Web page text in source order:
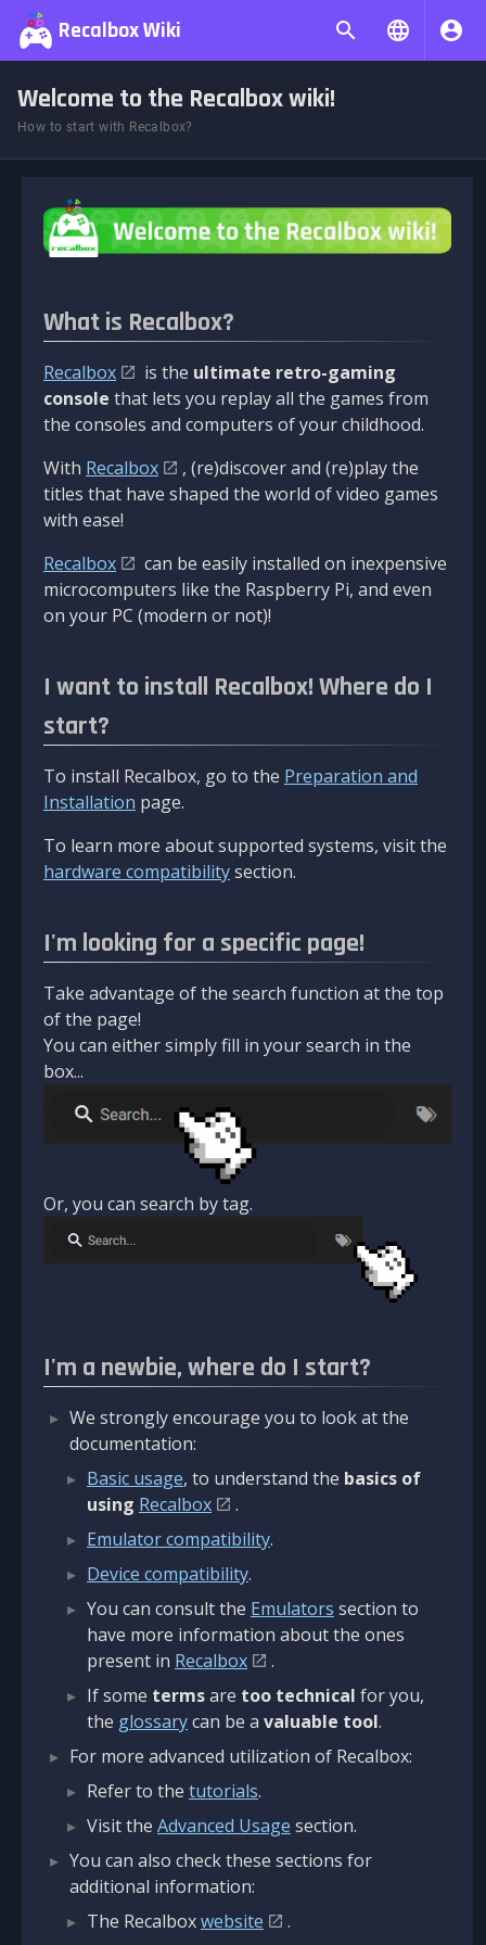
Recalbox Wiki
Welcome to the Recalbox wiki!
How to start with Recalbox?
What is Recalbox?
Recalbox is the ultimate retro-gaming
console that lets you replay all the games from
the consoles and computers of your childhood.
With Recalbox
, (re)discover and (re)play the
titles that have shaped the world of video games
with ease!
Recalbox
can be easily installed on inexpensive
microcomputers like the Raspberry Pi, and even
on your PC (modern or not)!
I want to install Recalbox! Where do I
start?
To install Recalbox, go to the Preparation and
Installation page.
To learn more about supported systems, visit the
hardware compatibilitysection.
I'm looking for a specific page!
Take advantage of the search function at the top
of the page!
You can either simply fill in your search in the
box...
Or, you can search by tag.
I'm a newbie, where do I start?
We strongly encourage you to look at the
documentation:
Basic usage, to understand the basics of
using Recalbox
.
Emulator compatibility.
Device compatibility.
You can consult the Emulators section to
have more information about the ones
present in Recalbox
.
If some termsare too technical for you,
the glossarycan be a valuable tool.
For more advanced utilization of Recalbox:
Refer to the tutorials.
Visit the Advanced Usage section.
You can also check these sections for
additional information:
The Recalboxwebsite
.